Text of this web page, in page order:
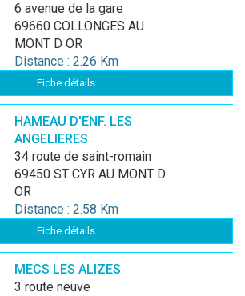
6 avenue de la gare
69660 COLLONGES AU
MONT D OR
Distance : 2.26 Km
Fiche détails
HAMEAU D'ENF. LES
ANGELIERES
34 route de saint-romain
69450 ST CYR AU MONT D
OR
Distance : 2.58 Km
Fiche détails
MECS LES ALIZES
3 route neuve